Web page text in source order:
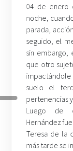
04 de enero
noche,
parada,
seguido, el
sin embargo,
que otro
suelo el
pertenencias
Luego de
Hernández
Teresa de la
más tarde se